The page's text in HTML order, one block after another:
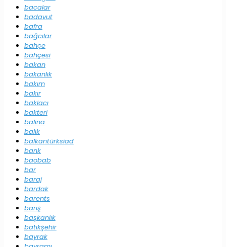
bacalar
badavut
bafra
bağcılar
bahçe
bahçesi
bakan
bakanlık
bakım
bakır
baklacı
bakteri
balina
balık
balkantürksiad
bank
baobab
bar
baraj
bardak
barents
barış
başkanlık
batıkşehir
bayrak